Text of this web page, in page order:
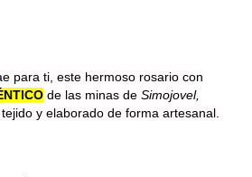
para ti, este hermoso rosario con
de las minas de Simojovel,
y elaborado de forma artesanal.